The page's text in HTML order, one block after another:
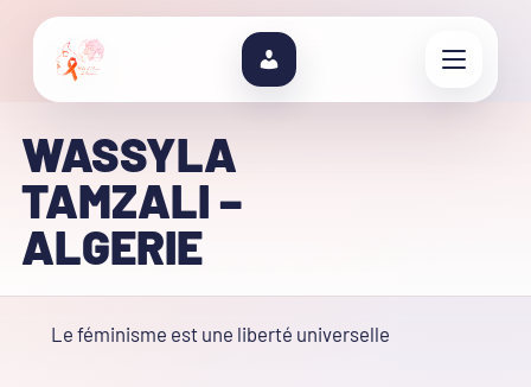
WASSYLA
TAMZALI –
ALGERIE
Le féminisme est une liberté universelle